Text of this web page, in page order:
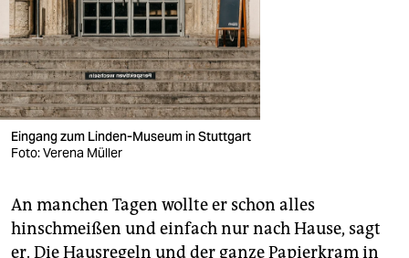
Eingang zum Linden-Museum in Stuttgart​
Foto: Verena Müller
An manchen Tagen wollte er schon alles
hinschmeißen und einfach nur nach Hause, sagt
er. Die Hausregeln und der ganze Papierkram in